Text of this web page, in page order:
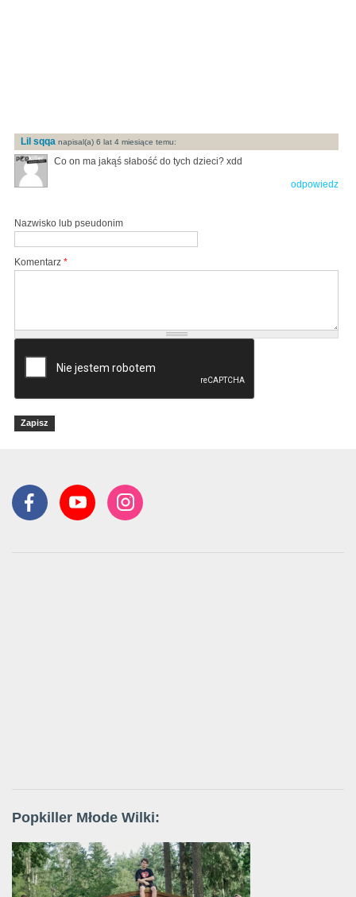
Lil sqqa napisal(a) 6 lat 4 miesiące temu:
Co on ma jakąś słabość do tych dzieci? xdd
odpowiedz
Nazwisko lub pseudonim
Komentarz *
Popkiller Młode Wilki: